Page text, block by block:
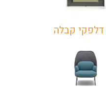
דלפקי קבלה